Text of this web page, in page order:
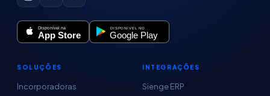
SOLUÇÕES
Incorporadoras
INTEGRAÇÕES
Sienge ERP